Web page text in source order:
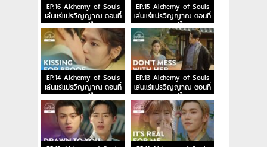
EP.16 Alchemy of Souls
เล่นแร่แปรวิญญาณ ตอนที่
16 พากย์ไทย
EP.15 Alchemy of Souls
เล่นแร่แปรวิญญาณ ตอนที่
15 พากย์ไทย
EP.14 Alchemy of Souls
เล่นแร่แปรวิญญาณ ตอนที่
14 พากย์ไทย
EP.13 Alchemy of Souls
เล่นแร่แปรวิญญาณ ตอนที่
13 พากย์ไทย